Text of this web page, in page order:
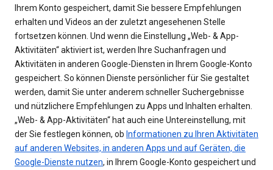
Ihrem Konto gespeichert, damit Sie bessere Empfehlungen
erhalten und Videos an der zuletzt angesehenen Stelle
fortsetzen können. Und wenn die Einstellung „Web- & App-
Aktivitäten“ aktiviert ist, werden Ihre Suchanfragen und
Aktivitäten in anderen Google-Diensten in Ihrem Google-Konto
gespeichert. So können Dienste persönlicher für Sie gestaltet
werden, damit Sie unter anderem schneller Suchergebnisse
und nützlichere Empfehlungen zu Apps und Inhalten erhalten.
„Web- & App-Aktivitäten“ hat auch eine Untereinstellung, mit
der Sie festlegen können, ob Informationen zu Ihren Aktivitäten
auf anderen Websites, in anderen Apps und auf Geräten, die
Google-Dienste nutzen, in Ihrem Google-Konto gespeichert und